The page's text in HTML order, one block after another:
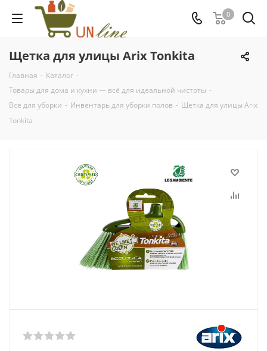
0
Щетка для улицы Arix Tonkita
Главная - Каталог -
Товары для дома и кухни — всё для идеальной чистоты -
Все для уборки - Инвентарь для уборки полов - Щетка для улицы Arix
Tonkita